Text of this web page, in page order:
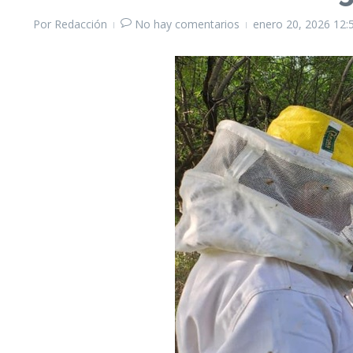
Por Redacción No hay comentarios enero 20, 2026